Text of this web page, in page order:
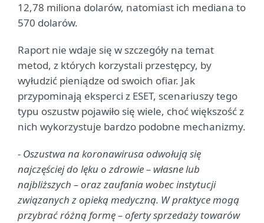
12,78 miliona dolarów, natomiast ich mediana to
570 dolarów.
Raport nie wdaje się w szczegóły na temat
metod, z których korzystali przestępcy, by
wyłudzić pieniądze od swoich ofiar. Jak
przypominają eksperci z ESET, scenariuszy tego
typu oszustw pojawiło się wiele, choć większość z
nich wykorzystuje bardzo podobne mechanizmy.
- Oszustwa na koronawirusa odwołują się
najczęściej do lęku o zdrowie – własne lub
najbliższych – oraz zaufania wobec instytucji
związanych z opieką medyczną. W praktyce mogą
przybrać różną formę – oferty sprzedaży towarów